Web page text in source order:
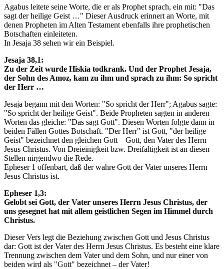
Agabus leitete seine Worte, die er als Prophet sprach, ein mit: "Das
sagt der heilige Geist …" Dieser Ausdruck erinnert an Worte, mit
denen Propheten im Alten Testament ebenfalls ihre prophetischen
Botschaften einleiteten.
In Jesaja 38 sehen wir ein Beispiel.
Jesaja 38,1:
Zu der Zeit wurde Hiskia todkrank. Und der Prophet Jesaja,
der Sohn des Amoz, kam zu ihm und sprach zu ihm: So spricht
der Herr …
Jesaja begann mit den Worten: "So spricht der Herr"; Agabus sagte:
"So spricht der heilige Geist". Beide Propheten sagten in anderen
Worten das gleiche: "Das sagt Gott". Diesen Worten folgte dann in
beiden Fällen Gottes Botschaft. "Der Herr" ist Gott, "der heilige
Geist" bezeichnet den gleichen Gott – Gott, den Vater des Herrn
Jesus Christus. Von Dreieinigkeit bzw. Dreifaltigkeit ist an diesen
Stellen nirgendwo die Rede.
Epheser 1 offenbart, daß der wahre Gott der Vater unseres Herrn
Jesus Christus ist.
Epheser 1,3:
Gelobt sei Gott, der Vater unseres Herrn Jesus Christus, der
uns gesegnet hat mit allem geistlichen Segen im Himmel durch
Christus.
Dieser Vers legt die Beziehung zwischen Gott und Jesus Christus
dar: Gott ist der Vater des Herrn Jesus Christus. Es besteht eine klare
Trennung zwischen dem Vater und dem Sohn, und nur einer von
beiden wird als "Gott" bezeichnet – der Vater!